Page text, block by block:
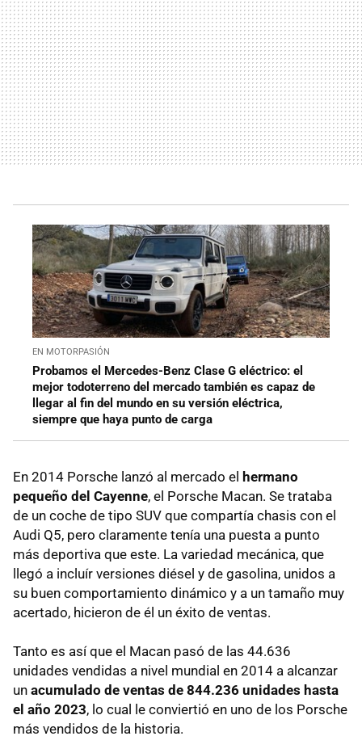
EN MOTORPASIÓN
Probamos el Mercedes-Benz Clase G eléctrico: el
mejor todoterreno del mercado también es capaz de
llegar al fin del mundo en su versión eléctrica,
siempre que haya punto de carga
En 2014 Porsche lanzó al mercado el hermano
pequeño del Cayenne, el Porsche Macan. Se trataba
de un coche de tipo SUV que compartía chasis con el
Audi Q5, pero claramente tenía una puesta a punto
más deportiva que este. La variedad mecánica, que
llegó a incluír versiones diésel y de gasolina, unidos a
su buen comportamiento dinámico y a un tamaño muy
acertado, hicieron de él un éxito de ventas.
Tanto es así que el Macan pasó de las 44.636
unidades vendidas a nivel mundial en 2014 a alcanzar
un acumulado de ventas de 844.236 unidades hasta
el año 2023, lo cual le conviertió en uno de los Porsche
más vendidos de la historia.